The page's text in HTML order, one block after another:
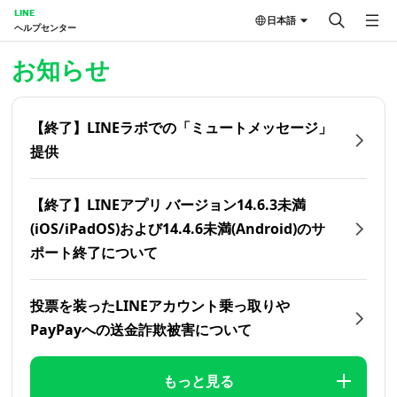
LINE
ヘルプセンター
日本語
お知らせ
【終了】LINEラボでの「ミュートメッセージ」
提供
【終了】LINEアプリ バージョン14.6.3未満
(iOS/iPadOS)および14.4.6未満(Android)のサ
ポート終了について
投票を装ったLINEアカウント乗っ取りや
PayPayへの送金詐欺被害について
もっと見る